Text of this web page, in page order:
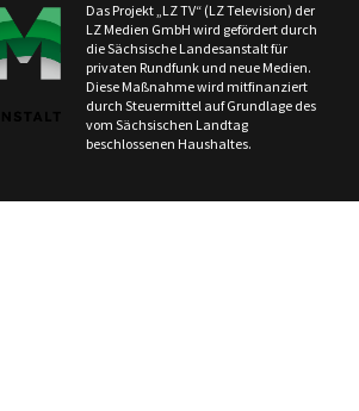
Das Projekt „LZ TV“ (LZ Television) der
LZ Medien GmbH wird gefördert durch
die Sächsische Landesanstalt für
privaten Rundfunk und neue Medien.
Diese Maßnahme wird mitfinanziert
durch Steuermittel auf Grundlage des
vom Sächsischen Landtag
beschlossenen Haushaltes.